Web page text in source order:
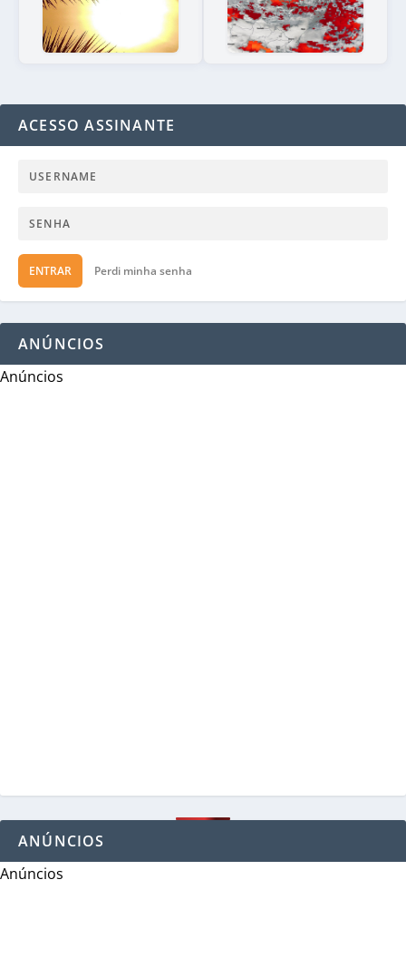
ACESSO ASSINANTE
ENTRAR Perdi minha senha
ANÚNCIOS
Anúncios
ANÚNCIOS
Anúncios